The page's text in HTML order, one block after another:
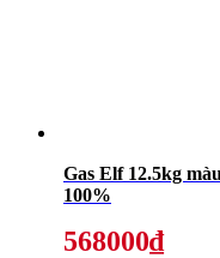
Gas Elf 12.5kg
100%
568000₫